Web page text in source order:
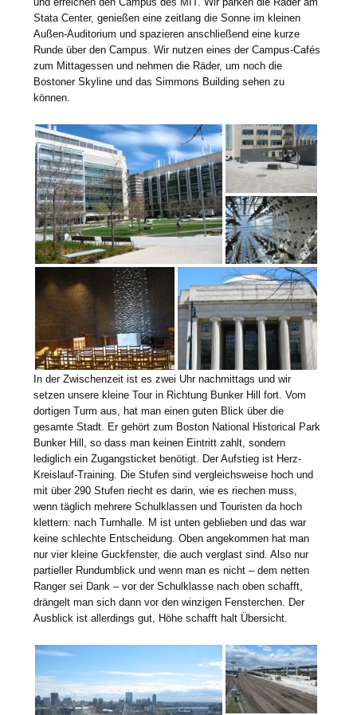
Stata Center, genießen eine zeitlang die Sonne im kleinen
Außen-Auditorium und spazieren anschließend eine kurze
Runde über den Campus. Wir nutzen eines der Campus-Cafés
zum Mittagessen und nehmen die Räder, um noch die
Bostoner Skyline und das Simmons Building sehen zu
können.
In der Zwischenzeit ist es zwei Uhr nachmittags und wir
setzen unsere kleine Tour in Richtung Bunker Hill fort. Vom
dortigen Turm aus, hat man einen guten Blick über die
gesamte Stadt. Er gehört zum Boston National Historical Park
Bunker Hill, so dass man keinen Eintritt zahlt, sondern
lediglich ein Zugangsticket benötigt. Der Aufstieg ist Herz-
Kreislauf-Training. Die Stufen sind vergleichsweise hoch und
mit über 290 Stufen riecht es darin, wie es riechen muss,
wenn täglich mehrere Schulklassen und Touristen da hoch
klettern: nach Turnhalle. M ist unten geblieben und das war
keine schlechte Entscheidung. Oben angekommen hat man
nur vier kleine Guckfenster, die auch verglast sind. Also nur
partieller Rundumblick und wenn man es nicht – dem netten
Ranger sei Dank – vor der Schulklasse nach oben schafft,
drängelt man sich dann vor den winzigen Fensterchen. Der
Ausblick ist allerdings gut, Höhe schafft halt Übersicht.